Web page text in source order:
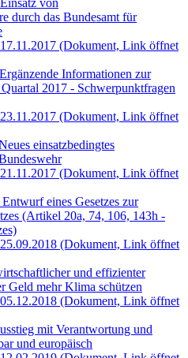
von
durch das Bundesamt für
(Dokument, Link öffnet
Informationen zur
2017 - Schwerpunktfragen
(Dokument, Link öffnet
einsatzbedingtes
(Dokument, Link öffnet
eines Gesetzes zur
(Artikel 20a, 74, 106, 143h -
(Dokument, Link öffnet
und effizienter
Geld mehr Klima schützen
(Dokument, Link öffnet
mit Verantwortung und
und europäisch